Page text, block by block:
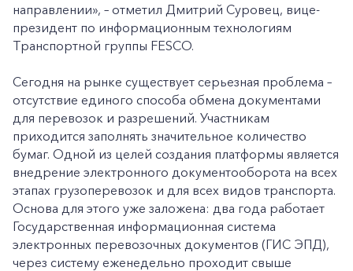
направлении», – отметил Дмитрий Суровец, вице-
президент по информационным технологиям
Транспортной группы FESCO.
Сегодня на рынке существует серьезная проблема –
отсутствие единого способа обмена документами
для перевозок и разрешений. Участникам
приходится заполнять значительное количество
бумаг. Одной из целей создания платформы является
внедрение электронного документооборота на всех
этапах грузоперевозок и для всех видов транспорта.
Основа для этого уже заложена: два года работает
Государственная информационная система
электронных перевозочных документов (ГИС ЭПД),
через систему еженедельно проходит свыше